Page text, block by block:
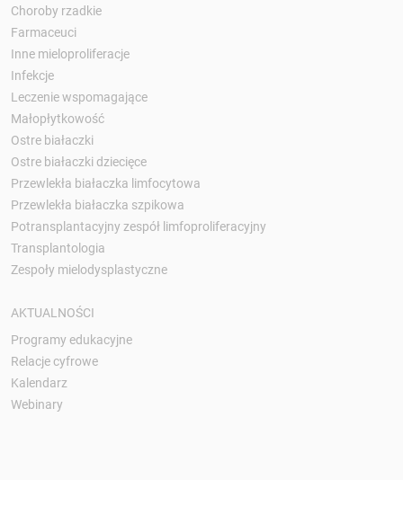
Choroby rzadkie
Farmaceuci
Inne mieloproliferacje
Infekcje
Leczenie wspomagające
Małopłytkowość
Ostre białaczki
Ostre białaczki dziecięce
Przewlekła białaczka limfocytowa
Przewlekła białaczka szpikowa
Potransplantacyjny zespół limfoproliferacyjny
Transplantologia
Zespoły mielodysplastyczne
AKTUALNOŚCI
Programy edukacyjne
Relacje cyfrowe
Kalendarz
Webinary